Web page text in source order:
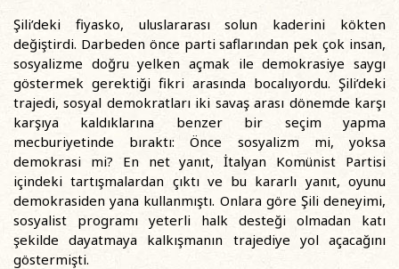
Şili’deki fiyasko, uluslararası solun kaderini kökten
değiştirdi. Darbeden önce parti saflarından pek çok insan,
sosyalizme doğru yelken açmak ile demokrasiye saygı
göstermek gerektiği fikri arasında bocalıyordu. Şili’deki
trajedi, sosyal demokratları iki savaş arası dönemde karşı
karşıya kaldıklarına benzer bir seçim yapma
mecburiyetinde bıraktı: Önce sosyalizm mi, yoksa
demokrasi mi? En net yanıt, İtalyan Komünist Partisi
içindeki tartışmalardan çıktı ve bu kararlı yanıt, oyunu
demokrasiden yana kullanmıştı. Onlara göre Şili deneyimi,
sosyalist programı yeterli halk desteği olmadan katı
şekilde dayatmaya kalkışmanın trajediye yol açacağını
göstermişti.